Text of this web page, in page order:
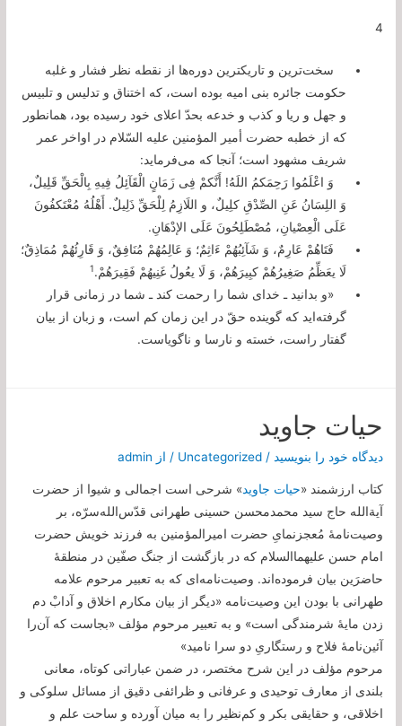
4
سخت‌ترین و تاریكترین دوره‌ها از نقطه نظر فشار و غلبه
حكومت جائره بنى امیه بوده است، كه اختناق و تدلیس و تلبیس
و جهل و ریا و كذب و خدعه بحدّ اعلاى خود رسیده بود، همانطور
كه از خطبه حضرت أمیر المؤمنین علیه السّلام در اواخر عمر
شریف مشهود است؛ آنجا كه مى‌فرماید:
وَ اعْلَمُوا رَحِمَکمُ اللَهُ! أَنَّکمْ فِى زَمَانٍ الْقَآئِلُ فِیهِ بِالْحَقِّ قَلِیلٌ،
وَ اللِسَانُ عَنِ الصِّدْقِ کلِیلٌ، و اللَازِمُ لِلْحَقِّ ذَلِیلٌ. أَهْلُهُ مُعْتَکفُونَ
عَلَى الْعِصْیانِ، مُصْطَلِحُونَ عَلَى الإدْهَانِ.
فَتَاهُمْ عَارِمٌ، وَ شَآئِبُهُمْ ءَاثِمٌ؛ وَ عَالِمُهُمْ مُنَافِقٌ، وَ قَارِئُهُمْ مُمَاذِقٌ؛
لَا یعَظِّمُ صَغِیرُهُمْ کبِیرَهُمْ، وَ لَا یعُولُ غَنِیهُمْ فَقِیرَهُمْ.1
«و بدانید ـ خداى شما را رحمت كند ـ شما در زمانى قرار
گرفته‌اید كه گوینده حقّ در این زمان كم است، و زبان از بیان
گفتار راست، خسته و نارسا و ناگویاست.
حیات جاوید
دیدگاه‌ خود را بنویسید /
Uncategorized / از admin
کتاب ارزشمند «حیات جاوید» شرحی است اجمالی و شیوا از حضرت
آیة‌الله حاج سید محمدمحسن حسینی طهرانی قدّس‌الله‌سرّه، بر
وصیت‌نامۀ مُعجز‌نمایِ حضرت امیرالمؤمنین به فرزند خویش حضرت
امام حسن علیهما‌السلام که در بازگشت از جنگ صفّین در منطقۀ
حاضرَین بیان فرموده‌اند. وصیت‌نامه‌ای که به تعبیر مرحوم علامه
طهرانی با بودن این وصیت‌نامه «دیگر از بیان مکارم اخلاق و آدابْ دم
زدن مایۀ شرمندگی است» و به تعبیر مرحوم مؤلف «بجاست که آن‌را
آئین‌نامۀ فلاح و رستگاریِ دو سرا نامید»
مرحوم مؤلف در این شرح مختصر، در ضمن عباراتی کوتاه، معانی
بلندی از معارف توحیدی و عرفانی و ظرائفی دقیق از مسائل سلوکی و
اخلاقی، و حقایقی بکر و کم‌نظیر را به میان آورده و ساحت علم و